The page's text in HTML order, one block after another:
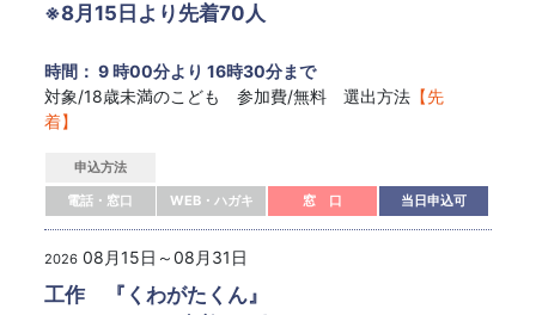
※8月15日より先着70人
時間： 9 時00分より 16時30分まで
対象/18歳未満のこども 参加費/無料 選出方法 【先
着】
申込方法
電話・窓口
WEB・ハガキ 窓 口 当日申込可
2026 08月15日～08月31日
工作 『くわがたくん』